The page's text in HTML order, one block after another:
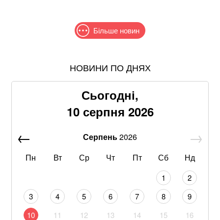
Більше новин
Співаків і телеведучих хочуть позбавити броні: у
Нові фото Путіна знову сколихнули мережу: увагу
привернув його зовнішній вигляд
Росія нарощує ракетний терор: якою є загроза
Втратили пенсійне посвідчення: у ПФУ пояснили, як
Другий тур без шансів: опитування показало, кому
програє Зеленський
НОВИНИ ПО ДНЯХ
Сьогодні,
10 серпня 2026
Серпень2026
Пн
Вт Ср Чт Пт Сб Нд
1
2
3
4 5 6 7 8
9
10
11 12 13 14 15
16